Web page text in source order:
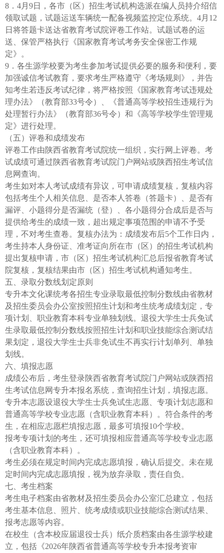
8．4月9日，各市（区）招生考试机构选派在编人员持介绍信
领取试题，试题运送车辆统一配备视频监控定位系统。4月12
日将答题卡送达省教育考试院评卷工作站。试题试卷的运
送、保管严格执行《国家教育考试考务安全保密工作规
定》。
9．各生源学校要为考生参加考试提供必要的服务和便利，要
加强诚信考试教育，要求考生严格遵守《考场规则》，并告
知考生若违反考试纪律，将严格按照《国家教育考试违规处
理办法》（教育部33号令）、《普通高等学校招生违规行为
处理暂行办法》（教育部36号令）和《高等学校学生管理规
定》进行处理。
（五）评卷和成绩发布
评卷工作由陕西省教育考试院统一组织，实行网上评卷。考
试成绩可通过陕西省教育考试院门户网站或陕西招生考试信
息网查询。
考生如对本人考试成绩有异议，可申请成绩复核，复核内容
包括考生个人相关信息、是否本人答卷（答题卡）、是否有
漏评、小题得分是否漏统（登）、各小题得分合成后是否与
提供给考生的成绩一致，超出规定事项范围的申请不予受
理，不对考生查卷。复核办法为：成绩发布后5个工作日内，
考生持本人身份证、准考证向所在市（区）的招生考试机构
提出复核申请，市（区）招生考试机构汇总后报省教育考试
院复核，复核结果由市（区）招生考试机构通知考生。
五、录取分数线划定原则
专升本文化课统考各招生专业录取最低控制分数线由省教材
及招生委员会办公室按照招生计划和考生统考成绩划定，专
项计划、职业教育本科专业单独划线。退役大学生士兵免试
生录取最低控制分数线按照招生计划和职业技能综合测试结
果划定，退役大学生士兵非免试生不再实行计划单列、单独
划线。
六、填报志愿
成绩公布后，考生登录陕西省教育考试院门户网站或陕西招
生考试信息网专升本报名系统，查询招生计划，填报志愿。
专升本志愿设退役大学生士兵免试生志愿、专项计划志愿和
普通高等学校专业志愿（含职业教育本科）。符合条件的考
生，在相应志愿栏填报志愿，最多可填报10个学校。
报考专项计划的考生，还可填报相应普通高等学校专业志愿
（含职业教育本科）。
考生必须在规定时间内完成志愿填报，确认后提交。未在规
定时间内完成志愿填报，视为放弃录取，责任自负。
七、考生档案
考生电子档案由省教材及招生委员会办公室汇总建立，包括
考生基本信息、照片、统考成绩或职业技能综合测试结果、
报考志愿等内容。
在校生（含本校应届退役士兵）纸介质档案由各生源学校建
立，包括《2026年陕西省普通高等学校专升本报考资审